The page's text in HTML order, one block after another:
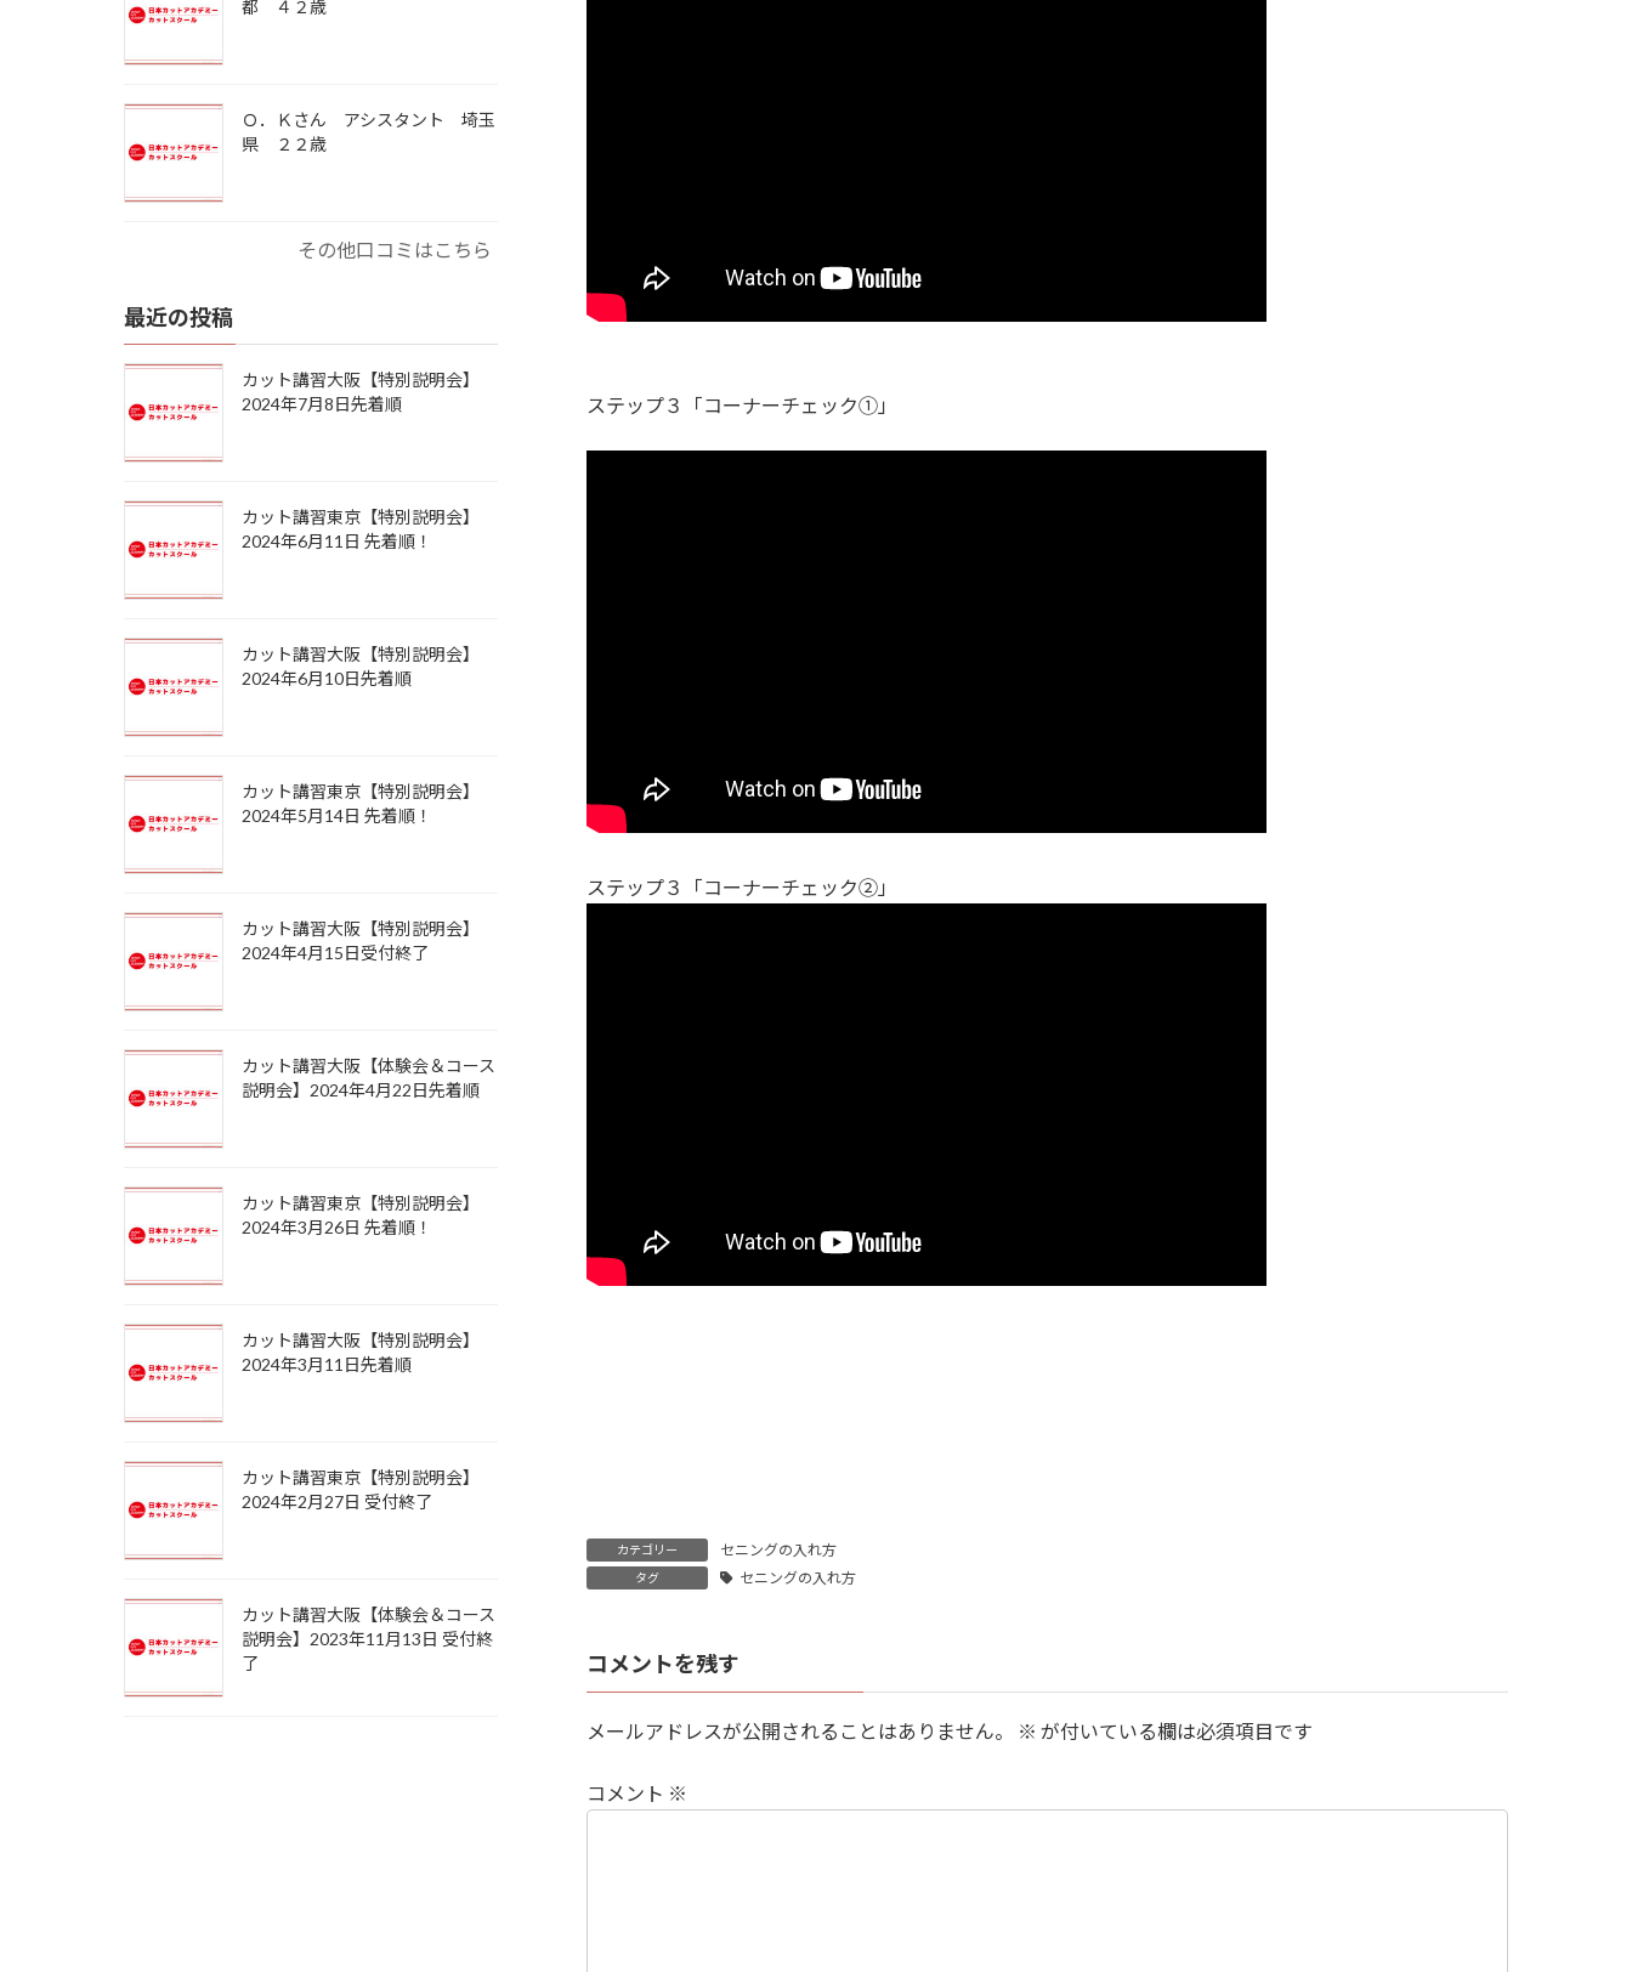
ステップ３「コーナーチェック①」
ステップ３「コーナーチェック②」
カテゴリー セニングの入れ方
タグ セニングの入れ方
コメントを残す
メールアドレスが公開されることはありません。 ※ が付いている欄は必須項目です
コメント ※
都 ４２歳
Ｏ．Ｋさん アシスタント 埼玉
県 ２２歳
その他口コミはこちら
最近の投稿
カット講習大阪【特別説明会】
2024年7月8日先着順
カット講習東京【特別説明会】
2024年6月11日 先着順！
カット講習大阪【特別説明会】
2024年6月10日先着順
カット講習東京【特別説明会】
2024年5月14日 先着順！
カット講習大阪【特別説明会】
2024年4月15日受付終了
カット講習大阪【体験会＆コース
説明会】2024年4月22日先着順
カット講習東京【特別説明会】
2024年3月26日 先着順！
カット講習大阪【特別説明会】
2024年3月11日先着順
カット講習東京【特別説明会】
2024年2月27日 受付終了
カット講習大阪【体験会＆コース
説明会】2023年11月13日 受付終
了